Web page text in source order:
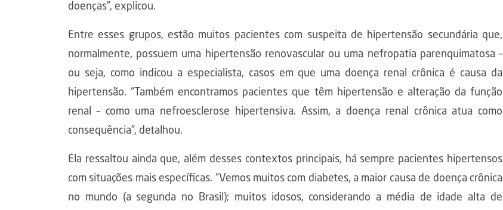
doenças”, explicou.
Entre esses grupos, estão muitos pacientes com suspeita de hipertensão secundária que,
normalmente, possuem uma hipertensão renovascular ou uma nefropatia parenquimatosa –
ou seja, como indicou a especialista, casos em que uma doença renal crônica é causa da
hipertensão. “Também encontramos pacientes que têm hipertensão e alteração da função
renal – como uma nefroesclerose hipertensiva. Assim, a doença renal crônica atua como
consequência”, detalhou.
Ela ressaltou ainda que, além desses contextos principais, há sempre pacientes hipertensos
com situações mais específicas. “Vemos muitos com diabetes, a maior causa de doença crônica
no mundo (a segunda no Brasil); muitos idosos, considerando a média de idade alta de